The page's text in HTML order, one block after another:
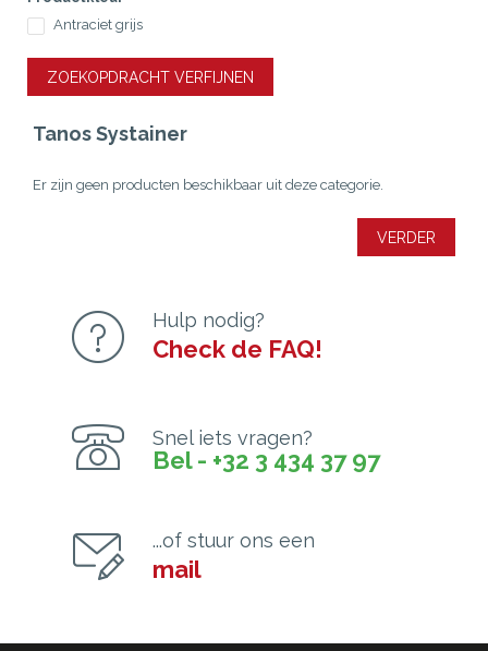
Antraciet grijs
ZOEKOPDRACHT VERFIJNEN
Tanos Systainer
Er zijn geen producten beschikbaar uit deze categorie.
VERDER
Hulp nodig?
Check de FAQ!
Snel iets vragen?
Bel - +32 3 434 37 97
...of stuur ons een
mail